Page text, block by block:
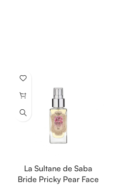
La Sultane de Saba
Bride Pricky Pear Face